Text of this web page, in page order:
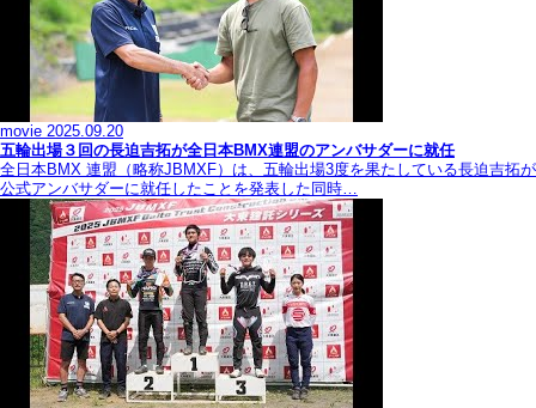
movie 2025.09.20
五輪出場３回の長迫吉拓が全日本BMX連盟のアンバサダーに就任
全日本BMX 連盟（略称JBMXF）は、五輪出場3度を果たしている長迫吉拓が
公式アンバサダーに就任したことを発表した同時…